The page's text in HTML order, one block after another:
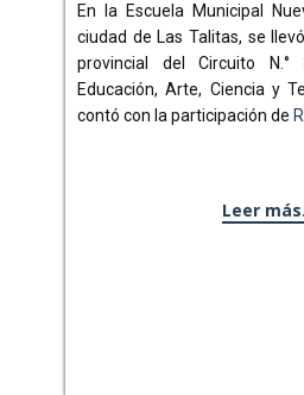
En la Escuela Municipal
ciudad de Las Talitas, se
provincial del Circuito
Educación, Arte, Ciencia y
contó con la participación de
Leer